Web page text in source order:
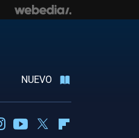
NUEVO
InstagramYoutubeTwitter